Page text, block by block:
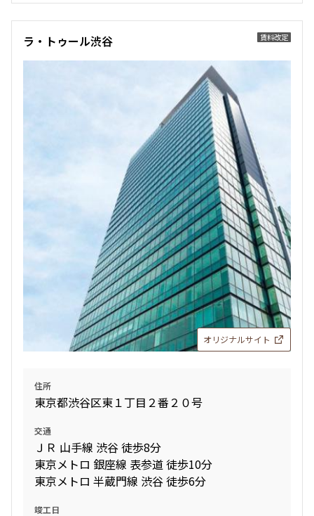
賃料改定
ラ・トゥール渋谷
オリジナルサイト
住所
東京都渋谷区東１丁目２番２０号
交通
ＪＲ 山手線 渋谷 徒歩8分
東京メトロ 銀座線 表参道 徒歩10分
東京メトロ 半蔵門線 渋谷 徒歩6分
竣工日